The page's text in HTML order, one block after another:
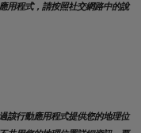
用程式，請按照社交網路中的說
該行動應用程式提供您的地理位